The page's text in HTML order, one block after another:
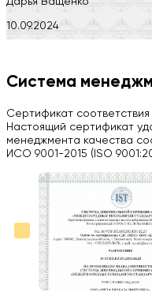
10.09.2024
H
03.09.2024
Вся работа выполнена в
Больше отзывов на
Система
Сертификат соответствия
Настоящий сертификат
менеджмента качества
ИСО 9001-2015 (ISO